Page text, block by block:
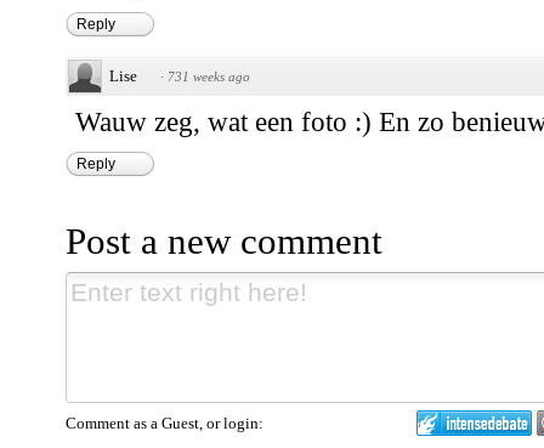
Reply
Lise · 731 weeks ago
Wauw zeg, wat een foto :) En zo
Reply
Post a new comment
Comment as a Guest, or login: